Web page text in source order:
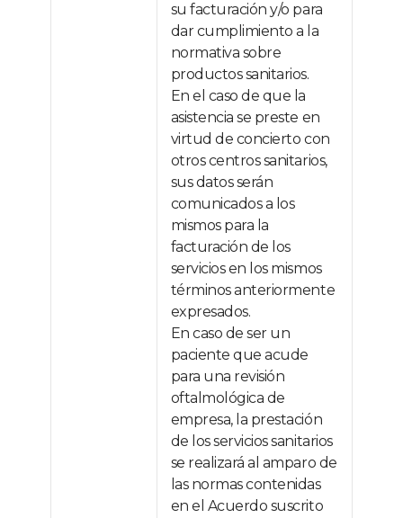
su facturación y/o para
dar cumplimiento a la
normativa sobre
productos sanitarios.
En el caso de que la
asistencia se preste en
virtud de concierto con
otros centros sanitarios,
sus datos serán
comunicados a los
mismos para la
facturación de los
servicios en los mismos
términos anteriormente
expresados.
En caso de ser un
paciente que acude
para una revisión
oftalmológica de
empresa, la prestación
de los servicios sanitarios
se realizará al amparo de
las normas contenidas
en el Acuerdo suscrito